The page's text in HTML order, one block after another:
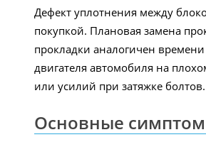
Дефект уплотнения между
покупкой. Плановая замена
прокладки аналогичен
двигателя автомобиля на
или усилий при затяжке болтов.
Основные